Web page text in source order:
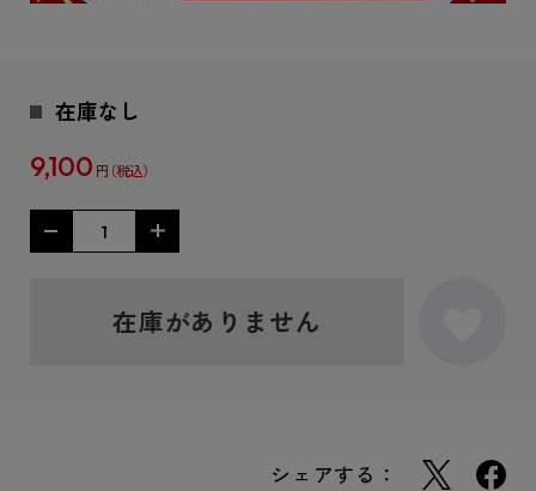
在庫なし
9,100 円
在庫がありません
シェアする：